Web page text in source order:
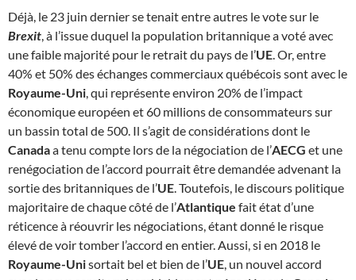
Déjà, le 23 juin dernier se tenait entre autres le vote sur le
Brexit, à l’issue duquel la population britannique a voté avec
une faible majorité pour le retrait du pays de l’UE. Or, entre
40% et 50% des échanges commerciaux québécois sont avec le
Royaume-Uni, qui représente environ 20% de l’impact
économique européen et 60 millions de consommateurs sur
un bassin total de 500. Il s’agit de considérations dont le
Canadaa tenu compte lors de la négociation de l’AECG et une
renégociation de l’accord pourrait être demandée advenant la
sortie des britanniques de l’UE. Toutefois, le discours politique
majoritaire de chaque côté de l’Atlantique fait état d’une
réticence à réouvrir les négociations, étant donné le risque
élevé de voir tomber l’accord en entier. Aussi, si en 2018 le
Royaume-Unisortait bel et bien de l’UE, un nouvel accord